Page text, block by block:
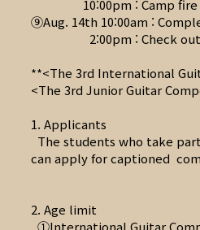
10:00pm : Camp fire
⑨Aug. 14th 10:00am :
2:00pm : Check out
**<The 3rd International
<The 3rd Junior Guitar
1. Applicants
The students who take
can apply for captioned
2. Age limit